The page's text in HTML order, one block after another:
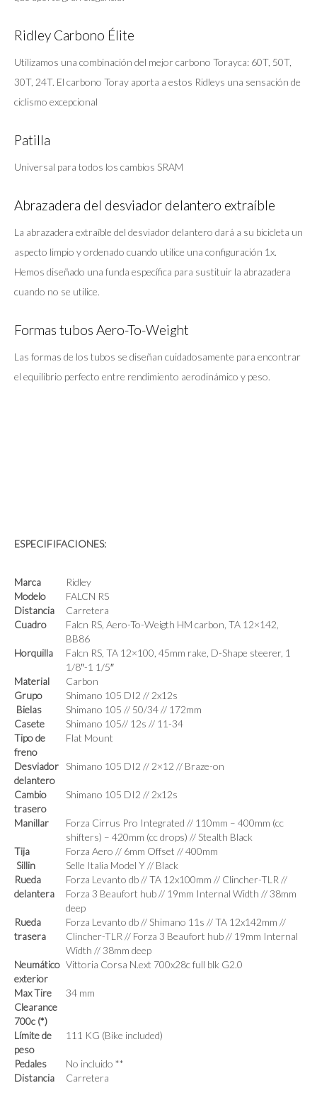
Ridley Carbono Élite
Utilizamos una combinación del mejor carbono Torayca: 60T, 50T,
30T, 24T. El carbono Toray aporta a estos Ridleys una sensación de
ciclismo excepcional
Patilla
Universal para todos los cambios SRAM
Abrazadera del desviador delantero extraíble
La abrazadera extraíble del desviador delantero dará a su bicicleta un
aspecto limpio y ordenado cuando utilice una configuración 1x.
Hemos diseñado una funda específica para sustituir la abrazadera
cuando no se utilice.
Formas tubos Aero-To-Weight
Las formas de los tubos se diseñan cuidadosamente para encontrar
el equilibrio perfecto entre rendimiento aerodinámico y peso.
ESPECIFIFACIONES:
Marca
Ridley
Modelo
FALCN RS
Distancia
Carretera
Cuadro
Falcn RS, Aero-To-Weigth HM carbon, TA 12×142,
BB86
Horquilla
Falcn RS, TA 12×100, 45mm rake, D-Shape steerer, 1
1/8″-1 1/5″
Material
Carbon
Grupo
Shimano 105 DI2 // 2x12s
Bielas
Shimano 105 // 50/34 // 172mm
Casete
Shimano 105// 12s // 11-34
Tipo de
freno
Flat Mount
Desviador
delantero
Shimano 105 DI2 // 2×12 // Braze-on
Cambio
trasero
Shimano 105 DI2 // 2x12s
Manillar
Forza Cirrus Pro Integrated // 110mm – 400mm (cc
shifters) – 420mm (cc drops) // Stealth Black
Tija
Forza Aero // 6mm Offset // 400mm
Sillin
Selle Italia Model Y // Black
Rueda
delantera
Forza Levanto db // TA 12x100mm // Clincher-TLR //
Forza 3 Beaufort hub // 19mm Internal Width // 38mm
deep
Rueda
trasera
Forza Levanto db // Shimano 11s // TA 12x142mm //
Clincher-TLR // Forza 3 Beaufort hub // 19mm Internal
Width // 38mm deep
Neumático
exterior
Vittoria Corsa N.ext 700x28c full blk G2.0
Max Tire
Clearance
700c (*)
34 mm
Límite de
peso
111 KG (Bike included)
Pedales
No incluido **
Distancia
Carretera